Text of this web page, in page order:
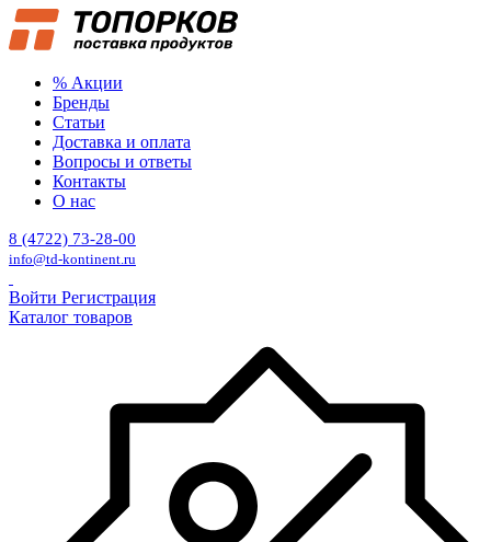
% Акции
Бренды
Статьи
Доставка и оплата
Вопросы и ответы
Контакты
О нас
8 (4722) 73-28-00
info@td-kontinent.ru
Войти Регистрация
Каталог товаров